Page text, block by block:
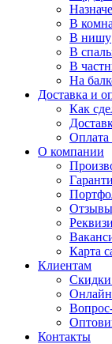
В
В нишу
В
В
На
Доставка и
Как
Оплата
О компании
Отзывы
Карта
Клиентам
Контакты